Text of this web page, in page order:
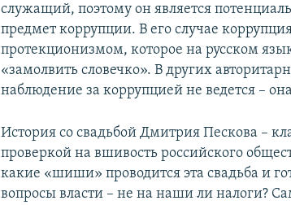
служащий, поэтому он является
предмет коррупции. В его случае
протекционизмом, которое на русском
«замолвить словечко». В других
наблюдение за коррупцией не ведется –
История со свадьбой Дмитрия Пескова –
проверкой на вшивость российского
какие «шиши» проводится эта свадьба и
вопросы власти – не на наши ли налоги?